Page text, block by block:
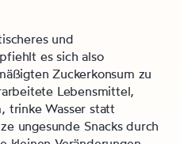
und
es sich also
Zuckerkonsum zu
Lebensmittel,
trinke Wasser statt
ungesunde Snacks durch